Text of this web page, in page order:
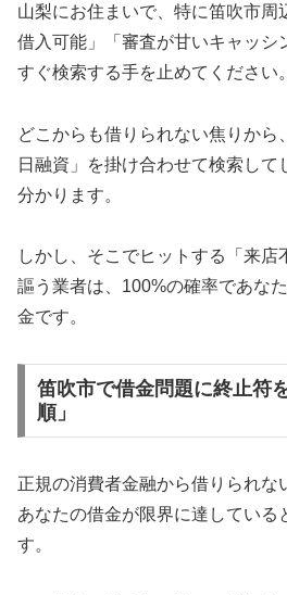
山梨にお住まいで、特に笛吹市周
借入可能」「審査が甘いキャッシ
すぐ検索する手を止めてください。
どこからも借りられない焦りから
日融資」を掛け合わせて検索し
分かります。
しかし、そこでヒットする「来店
謳う業者は、100%の確率であな
金です。
笛吹市で借金問題に終止符
順」
正規の消費者金融から借りられな
あなたの借金が限界に達している
す。